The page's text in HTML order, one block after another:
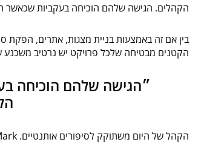
הקהלים. הגישה שלהם הוכיחה בעקביות שכאשר
הקטנים מבטיחה שלכל פרויקט יש נרטיב משכנע
״הגישה שלהם הוכיחה